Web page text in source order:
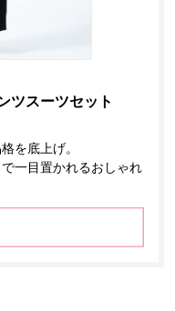
ツスーツセット
を底上げ。
一目置かれるおしゃれ